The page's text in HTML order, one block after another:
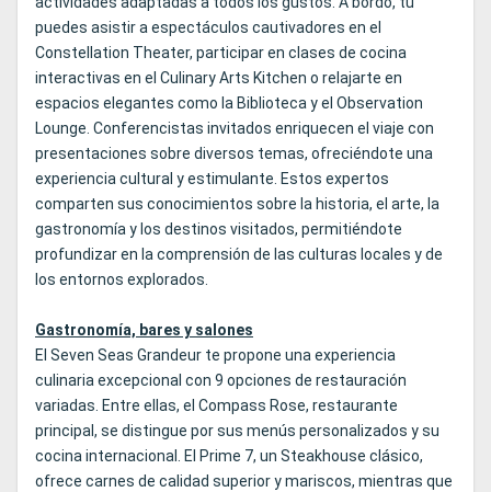
puedes asistir a espectáculos cautivadores en el
Constellation Theater, participar en clases de cocina
interactivas en el Culinary Arts Kitchen o relajarte en
espacios elegantes como la Biblioteca y el Observation
Lounge. Conferencistas invitados enriquecen el viaje con
presentaciones sobre diversos temas, ofreciéndote una
experiencia cultural y estimulante. Estos expertos
comparten sus conocimientos sobre la historia, el arte, la
gastronomía y los destinos visitados, permitiéndote
profundizar en la comprensión de las culturas locales y de
los entornos explorados.
Gastronomía, bares y salones
El Seven Seas Grandeur te propone una experiencia
culinaria excepcional con 9 opciones de restauración
variadas. Entre ellas, el Compass Rose, restaurante
principal, se distingue por sus menús personalizados y su
cocina internacional. El Prime 7, un Steakhouse clásico,
ofrece carnes de calidad superior y mariscos, mientras que